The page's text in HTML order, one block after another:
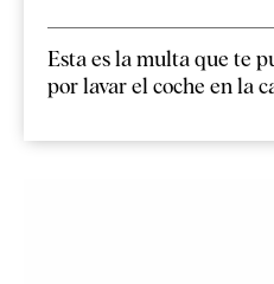
Esta es la multa que te
por lavar el coche en la